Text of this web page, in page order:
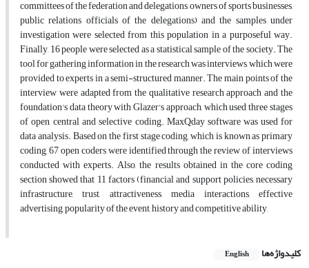
committees of the federation and delegations, owners of sports businesses,
public relations officials of the delegations) and the samples under
investigation were selected from this population in a purposeful way.
Finally, 16 people were selected as a statistical sample of the society. The
tool for gathering information in the research was interviews, which were
provided to experts in a semi-structured manner. The main points of the
interview were adapted from the qualitative research approach and the
foundation's data theory with Glazer's approach, which used three stages
of open, central and selective coding. MaxQday software was used for
data analysis. Based on the first stage coding, which is known as primary
coding, 67 open coders were identified through the review of interviews
conducted with experts. Also, the results obtained in the core coding
section showed that 11 factors (financial and support policies, necessary
infrastructure, trust, attractiveness, media interactions, effective
advertising, popularity of the event, history and competitive ability,
کلیدواژه‌ها English